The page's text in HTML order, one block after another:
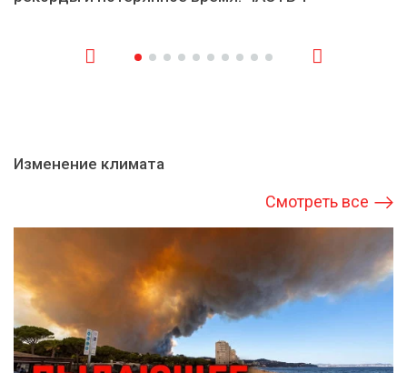
Изменение климата
Смотреть все